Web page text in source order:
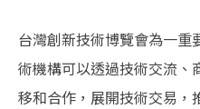
台灣創新技術博覽會為一重
術機構可以透過技術交流、
移和合作，展開技術交易，